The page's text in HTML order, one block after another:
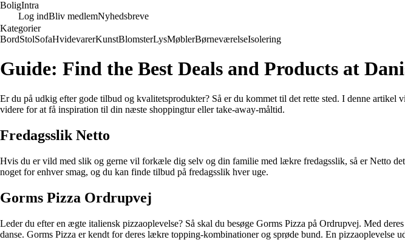
BoligIntra
Log indBliv medlemNyhedsbreve
Kategorier
BordStolSofaHvidevarerKunstBlomsterLysMøblerBørneværelseIsolering
Guide: Find the Best Deals and Products at
Er du på udkig efter gode tilbud og kvalitetsprodukter? Så er du kommet til det rette sted. I denne
videre for at få inspiration til din næste shoppingtur eller take-away-måltid.
Fredagsslik Netto
Hvis du er vild med slik og gerne vil forkæle dig selv og din familie med lækre fredagsslik, så er Netto
noget for enhver smag, og du kan finde tilbud på fredagsslik hver uge.
Gorms Pizza Ordrupvej
Leder du efter en ægte italiensk pizzaoplevelse? Så skal du besøge Gorms Pizza på Ordrupvej. Med
danse. Gorms Pizza er kendt for deres lækre topping-kombinationer og sprøde bund. En pizzaoplevelse